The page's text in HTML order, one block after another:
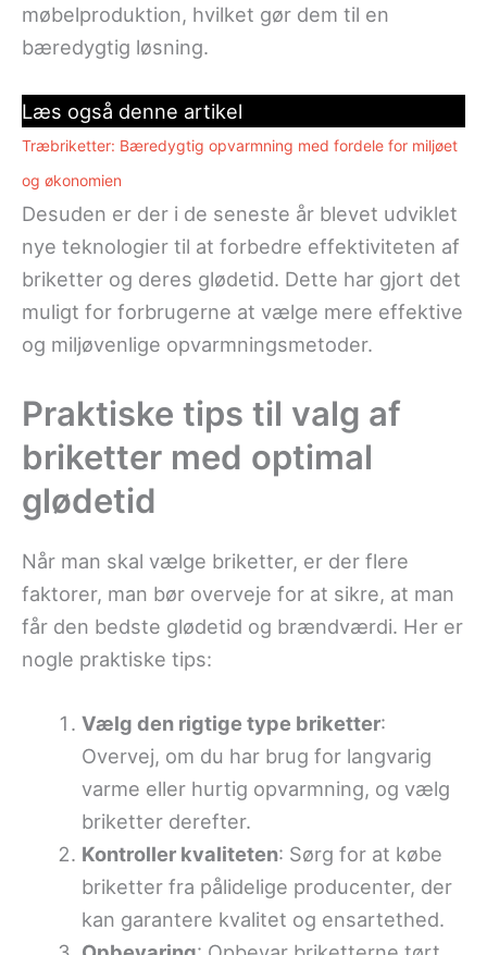
møbelproduktion, hvilket gør dem til en
bæredygtig løsning.
Læs også denne artikel
Træbriketter: Bæredygtig opvarmning med fordele for miljøet
og økonomien
Desuden er der i de seneste år blevet udviklet
nye teknologier til at forbedre effektiviteten af
briketter og deres glødetid. Dette har gjort det
muligt for forbrugerne at vælge mere effektive
og miljøvenlige opvarmningsmetoder.
Praktiske tips til valg af
briketter med optimal
glødetid
Når man skal vælge briketter, er der flere
faktorer, man bør overveje for at sikre, at man
får den bedste glødetid og brændværdi. Her er
nogle praktiske tips:
Vælg den rigtige type briketter:
Overvej, om du har brug for langvarig
varme eller hurtig opvarmning, og vælg
briketter derefter.
Kontroller kvaliteten: Sørg for at købe
briketter fra pålidelige producenter, der
kan garantere kvalitet og ensartethed.